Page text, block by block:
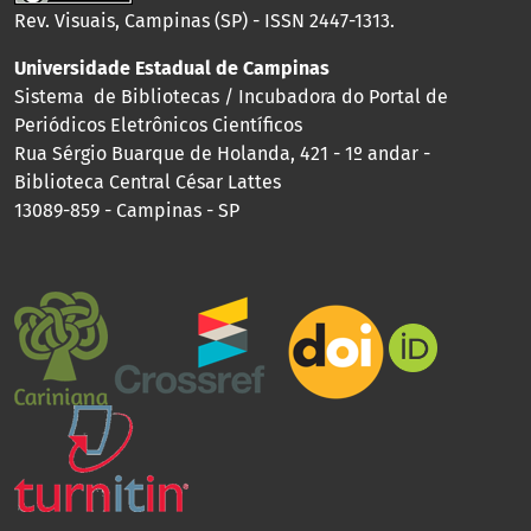
Rev. Visuais, Campinas (SP) - ISSN 2447-1313.
Universidade Estadual de Campinas
Sistema de Bibliotecas / Incubadora do Portal de
Periódicos Eletrônicos Científicos
Rua Sérgio Buarque de Holanda, 421 - 1º andar -
Biblioteca Central César Lattes
13089-859 - Campinas - SP